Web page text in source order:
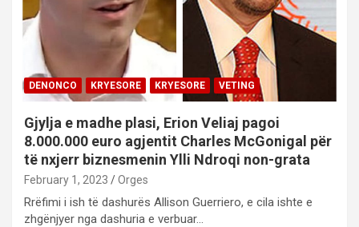
DENONCO KRYESORE KRYESORE VETING
Gjylja e madhe plasi, Erion Veliaj pagoi
8.000.000 euro agjentit Charles McGonigal për
të nxjerr biznesmenin Ylli Ndroqi non-grata
February 1, 2023 Orges
Rrëfimi i ish të dashurës Allison Guerriero, e cila ishte e
zhgënjyer nga dashuria e verbuar…